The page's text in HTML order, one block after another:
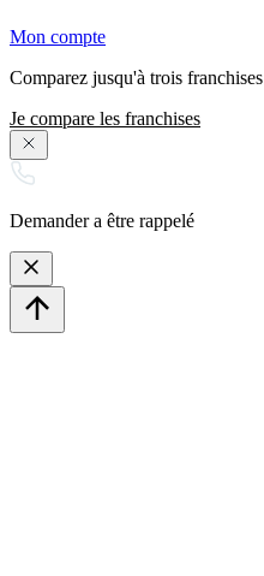
Mon compte
Comparez jusqu'à trois franchises
Je compare les franchises
Demander a être rappelé